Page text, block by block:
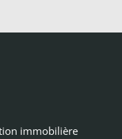
immobilière